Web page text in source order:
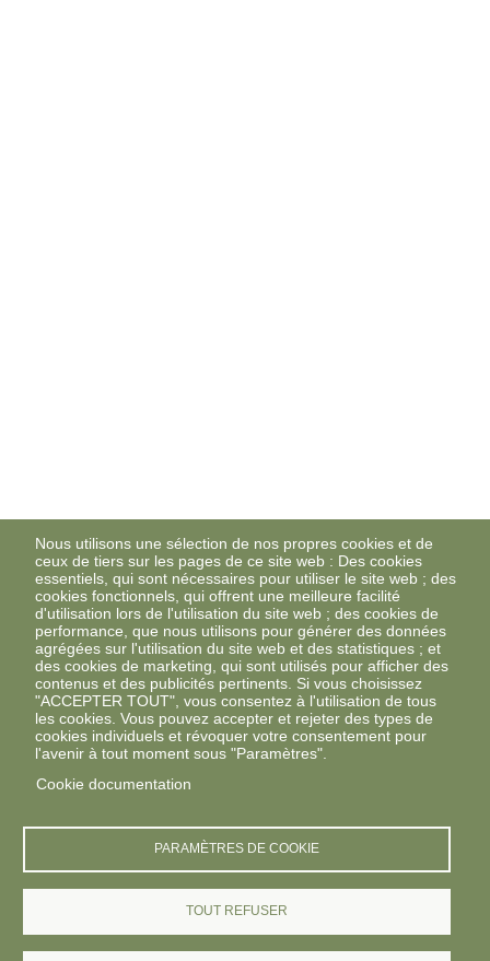
Nous utilisons une sélection de nos propres cookies et de
ceux de tiers sur les pages de ce site web : Des cookies
essentiels, qui sont nécessaires pour utiliser le site web ; des
cookies fonctionnels, qui offrent une meilleure facilité
d'utilisation lors de l'utilisation du site web ; des cookies de
performance, que nous utilisons pour générer des données
agrégées sur l'utilisation du site web et des statistiques ; et
des cookies de marketing, qui sont utilisés pour afficher des
contenus et des publicités pertinents. Si vous choisissez
"ACCEPTER TOUT", vous consentez à l'utilisation de tous
les cookies. Vous pouvez accepter et rejeter des types de
cookies individuels et révoquer votre consentement pour
l'avenir à tout moment sous "Paramètres".
Cookie documentation
PARAMÈTRES DE COOKIE
TOUT REFUSER